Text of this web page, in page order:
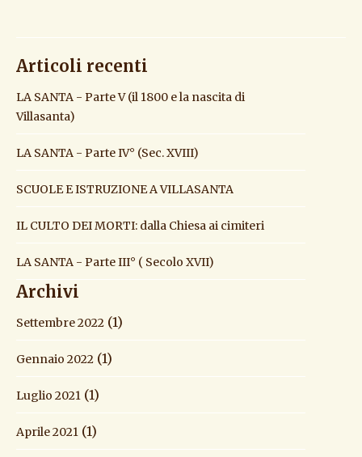
Articoli recenti
LA SANTA - Parte V (il 1800 e la nascita di
Villasanta)
LA SANTA - Parte IV° (Sec. XVIII)
SCUOLE E ISTRUZIONE A VILLASANTA
IL CULTO DEI MORTI: dalla Chiesa ai cimiteri
LA SANTA - Parte III° ( Secolo XVII)
Archivi
Settembre 2022 (1)
Gennaio 2022 (1)
Luglio 2021 (1)
Aprile 2021 (1)